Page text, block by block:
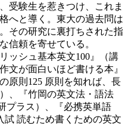
受験生を惹きつけ、これま
へと導く。東大の過去問は
その研究に裏打ちされた指
信頼を寄せている。
ッシュ基本英文100』（講
文が面白いほど書ける本』
原則125 原則を知れば、長
、『竹岡の英文法・語法
プラス）、『必携英単語
読むため書くための英文